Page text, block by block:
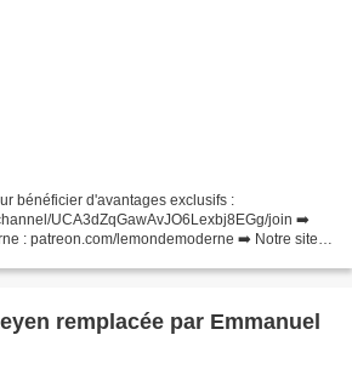
bénéficier d'avantages exclusifs :
UCA3dZqGawAvJO6Lexbj8EGg/join ➡️
: patreon.com/lemondemoderne ➡️ Notre site
remplacée par Emmanuel